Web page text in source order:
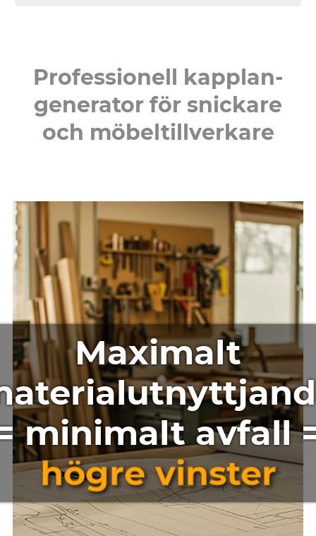
Professionell kapplan-
generator för snickare
och möbeltillverkare
Maximalt
minimalt avfall
högre vinster